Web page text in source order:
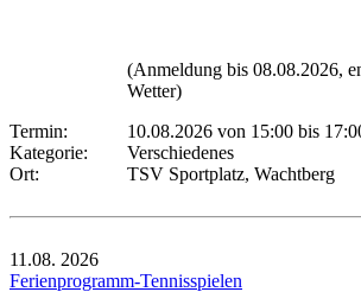
(Anmeldung bis 08.08.2026,
Wetter)
Termin:
10.08.2026 von 15:00 bis
Kategorie:
Verschiedenes
Ort:
TSV Sportplatz, Wachtberg
11.08. 2026
Ferienprogramm-Tennisspielen